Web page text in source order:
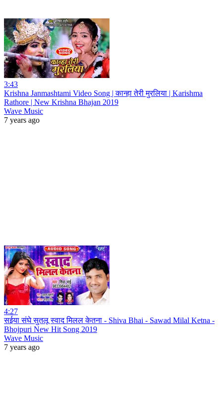
3:43
Krishna Janmashtami Video Song | कान्हा तेरी मुरलिया | Karishma
Rathore | New Krishna Bhajan 2019
Wave Music
7 years ago
4:27
सईया संघे सुतलू स्वाद मिलल केतना - Shiva Bhai - Sawad Milal Ketna -
Bhojpuri New Hit Song 2019
Wave Music
7 years ago